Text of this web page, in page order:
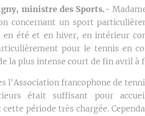
ministre des Sports.-
concernant un sport
en été et en hiver, en intérieur
pour le tennis en
la plus intense court de fin avril à
l'Association francophone de
était suffisant pour
période très chargée.